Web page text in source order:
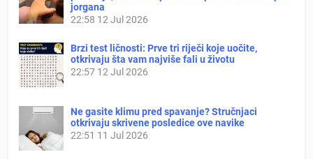
jorgana
22:58 12 Jul 2026
Brzi test ličnosti: Prve tri riječi koje uočite,
otkrivaju šta vam najviše fali u životu
22:57 12 Jul 2026
Ne gasite klimu pred spavanje? Stručnjaci
otkrivaju skrivene posledice ove navike
22:51 11 Jul 2026